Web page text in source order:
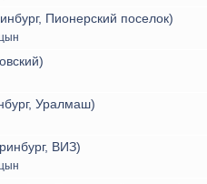
Пионерский поселок)
Уралмаш)
ВИЗ)